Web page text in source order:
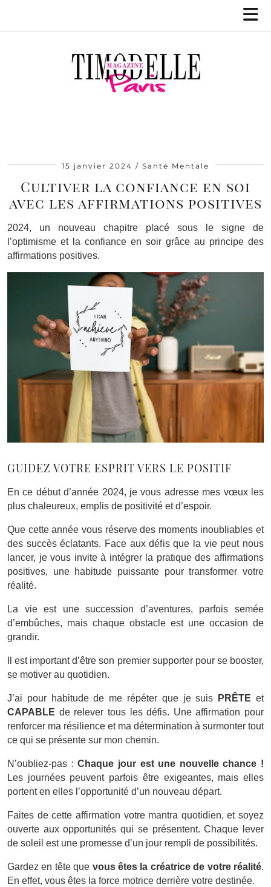
15 janvier 2024 Santé Mentale
Cultiver la confiance en soi
avec les affirmations positives
2024, un nouveau chapitre placé sous le signe de
l’optimisme et la confiance en soir grâce au principe des
affirmations positives.
GUIDEZ VOTRE ESPRIT VERS LE POSITIF
En ce début d’année 2024, je vous adresse mes vœux les
plus chaleureux, emplis de positivité et d’espoir.
Que cette année vous réserve des moments inoubliables et
des succès éclatants. Face aux défis que la vie peut nous
lancer, je vous invite à intégrer la pratique des affirmations
positives, une habitude puissante pour transformer votre
réalité.
La vie est une succession d’aventures, parfois semée
d’embûches, mais chaque obstacle est une occasion de
grandir.
Il est important d’être son premier supporter pour se booster,
se motiver au quotidien.
J’ai pour habitude de me répéter que je suis PRÊTE et
CAPABLE de relever tous les défis. Une affirmation pour
renforcer ma résilience et ma détermination à surmonter tout
ce qui se présente sur mon chemin.
N’oubliez-pas :Chaque jour est une nouvelle chance !
Les journées peuvent parfois être exigeantes, mais elles
portent en elles l’opportunité d’un nouveau départ.
Faites de cette affirmation votre mantra quotidien, et soyez
ouverte aux opportunités qui se présentent. Chaque lever
de soleil est une promesse d’un jour rempli de possibilités.
Gardez en tête que vous êtes la créatrice de votre réalité.
En effet, vous êtes la force motrice derrière votre destinée.